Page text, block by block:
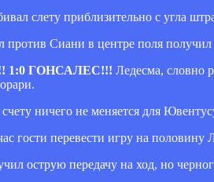
слету приблизительно с угла
против Сиани в центре поля получил
1:0 ГОНСАЛЕС!!! Ледесма, словно
ничего не меняется для
гости перевести игру на половину
острую передачу на ход, но